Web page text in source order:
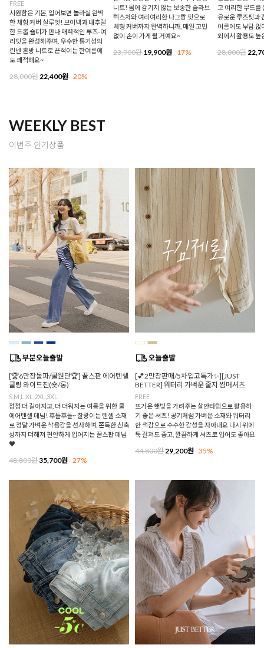
FREE
시원함은 기본, 입어보면 놀라실 완벽
한 체형 커버 실루엣! 브이넥과 내추럴
한 드롭 숄더가 만나 매력적인 루즈-여
리핏을 완성해주며, 우수한 통기성의
린넨 혼방 니트로 끈적이는 한여름에
도 쾌적해요~
28,000원22,400원 20%
니트! 몸에 감기지 않는 보송한 슬라브
텍스처와 여리여리한 나그랑 핏으로
체형 커버까지 완벽하니까, 매일 고민
없이 손이 가게 될 거예요~
23,900원19,900원 17%
고 여리한 무드를
유로운 루즈핏과
여름에도 부담 없
외에서 활용도 높
28,000원
WEEKLY BEST
이번주 인기상품
[🏆6만장돌파/쿨원단🏆] 꿀스판 에어텐셀
쿨링 와이드진(숏/롱)
S,M,L,XL,2XL,3XL
점점 더 길어지고, 더 더워지는 여름을 위한 쿨
에어텐셀 데님! 후들후들~ 찰랑이는 텐셀 소재
로 정말 가벼운 착용감을 선사하며, 쫀득한 신축
성까지 더해져 편안하게 입어지는 꿀스판 데님
♥
48,800원35,700원 27%
[💕2만장판매/5차입고특가✨][JUST
BETTER] 워터리 가벼운 줄지 썸머셔츠
FREE
뜨거운 햇빛을 가려주는 살안타템으로 활용하
기 좋은 셔츠! 공기처럼 가벼운 소재와 워터리
한 색감으로 수수한 감성을 자아내요 나시 위에
툭 걸쳐도 좋고, 깔끔하게 셔츠로 입어도 좋아요
44,800원29,200원 35%